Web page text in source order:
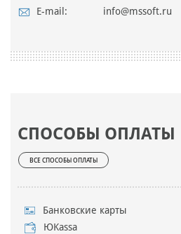
E-mail: info@mssoft.ru
СПОСОБЫ ОПЛАТЫ
ВСЕ СПОСОБЫ ОПЛАТЫ
Банковские карты
ЮKassa